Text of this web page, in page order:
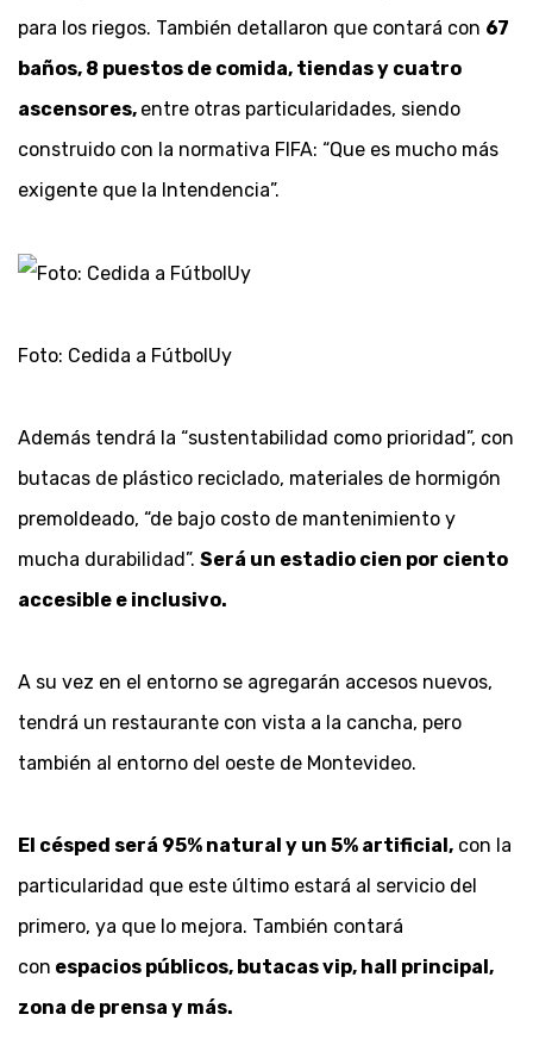
para los riegos. También detallaron que contará con 67
baños, 8 puestos de comida, tiendas y cuatro
ascensores, entre otras particularidades, siendo
construido con la normativa FIFA: “Que es mucho más
exigente que la Intendencia”.
Foto: Cedida a FútbolUy
Además tendrá la “sustentabilidad como prioridad”, con
butacas de plástico reciclado, materiales de hormigón
premoldeado, “de bajo costo de mantenimiento y
mucha durabilidad”. Será un estadio cien por ciento
accesible e inclusivo.
A su vez en el entorno se agregarán accesos nuevos,
tendrá un restaurante con vista a la cancha, pero
también al entorno del oeste de Montevideo.
El césped será 95% natural y un 5% artificial, con la
particularidad que este último estará al servicio del
primero, ya que lo mejora. También contará
con espacios públicos, butacas vip, hall principal,
zona de prensa y más.